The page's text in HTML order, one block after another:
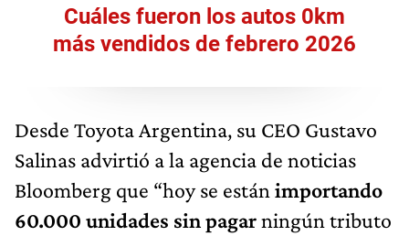
Cuáles fueron los autos 0km
más vendidos de febrero 2026
Desde Toyota Argentina, su CEO Gustavo
Salinas advirtió a la agencia de noticias
Bloomberg que “hoy se están importando
60.000 unidades sin pagarningún tributo